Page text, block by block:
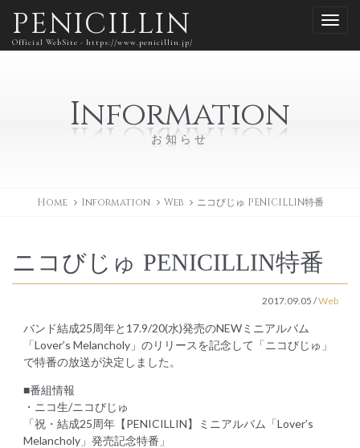
PENICILLIN
Official WebSite - https://www.penicillin.jp/
Information
お知らせ
Home Information Web ニコびじゅ PENICILLIN特番
ニコびじゅ PENICILLIN特番
2017.09.05 /Web
バンド結成25周年と17.9/20(水)発売のNEWミニアルバム
「Lover’s Melancholy」のリリースを記念して「ニコびじゅ」
で特番の放送が決定しました。
■番組情報
・ニコ生/ニコびじゅ
「祝・結成25周年【PENICILLIN】ミニアルバム「Lover’s
Melancholy」発売記念特番」